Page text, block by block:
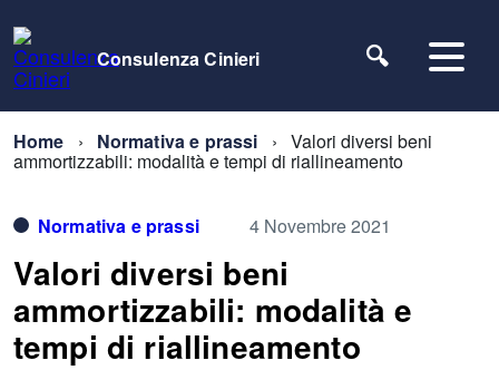
Consulenza Cinieri
Home Normativa e prassi Valori diversi beni
ammortizzabili: modalità e tempi di riallineamento
Normativa e prassi 4 Novembre 2021
Valori diversi beni
ammortizzabili: modalità e
tempi di riallineamento